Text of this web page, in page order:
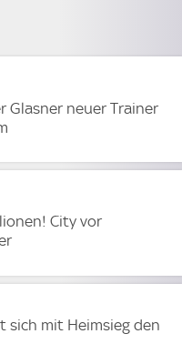
Glasner neuer Trainer
City vor
sich mit Heimsieg den